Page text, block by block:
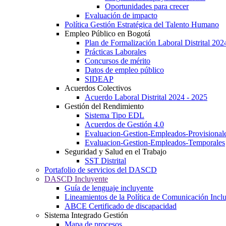
Oportunidades para crecer
Evaluación de impacto
Política Gestión Estratégica del Talento Humano
Empleo Público en Bogotá
Plan de Formalización Laboral Distrital
Prácticas Laborales
Concursos de mérito
Datos de empleo público
SIDEAP
Acuerdos Colectivos
Acuerdo Laboral Distrital 2024 - 2025
Gestión del Rendimiento
Sistema Tipo EDL
Acuerdos de Gestión 4.0
Evaluacion-Gestion-Empleados-
Evaluacion-Gestion-Empleados-Temporales
Seguridad y Salud en el Trabajo
SST Distrital
Portafolio de servicios del DASCD
DASCD Incluyente
Guía de lenguaje incluyente
Lineamientos de la Política de Comunicación
ABCE Certificado de discapacidad
Sistema Integrado Gestión
Mapa de procesos